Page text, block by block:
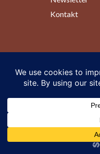
Kontakt